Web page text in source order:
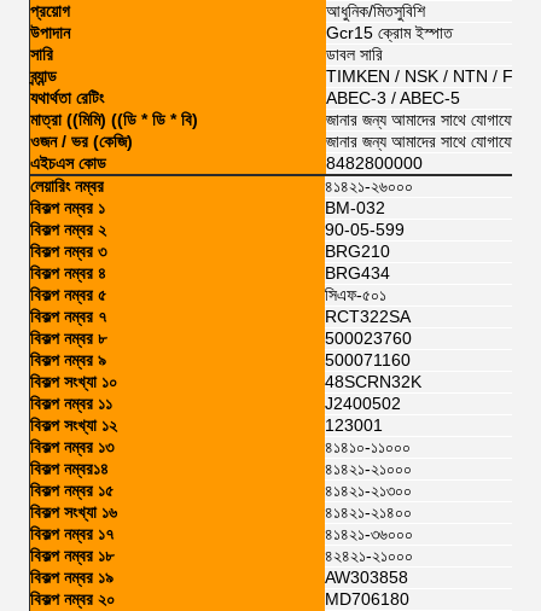
প্রয়োগ
আধুনিক/মিতসুবিশি
উপাদান
Gcr15 ক্রোম ইস্পাত
সারি
ডাবল সারি
ব্র্যান্ড
TIMKEN / NSK / NTN /
যথার্থতা রেটিং
ABEC-3 / ABEC-5
মাত্রা ((মিমি) ((ডি * ডি * বি)
জানার জন্য আমাদের সাথে যোগাযোগ
ওজন / ভর (কেজি)
জানার জন্য আমাদের সাথে যোগাযোগ
এইচএস কোড
8482800000
লেয়ারিং নম্বর
৪১৪২১-২৬০০০
বিকল্প নম্বর ১
BM-032
বিকল্প নম্বর ২
90-05-599
বিকল্প নম্বর ৩
BRG210
বিকল্প নম্বর ৪
BRG434
বিকল্প নম্বর ৫
সিএফ-৫০১
বিকল্প নম্বর ৭
RCT322SA
বিকল্প নম্বর ৮
500023760
বিকল্প নম্বর ৯
500071160
বিকল্প সংখ্যা ১০
48SCRN32K
বিকল্প নম্বর ১১
J2400502
বিকল্প সংখ্যা ১২
123001
বিকল্প নম্বর ১৩
৪১৪১০-১১০০০
বিকল্প নম্বর১৪
৪১৪২১-২১০০০
বিকল্প নম্বর ১৫
৪১৪২১-২১৩০০
বিকল্প সংখ্যা ১৬
৪১৪২১-২১৪০০
বিকল্প নম্বর ১৭
৪১৪২১-৩৬০০০
বিকল্প নম্বর ১৮
৪২৪২১-২১০০০
বিকল্প নম্বর ১৯
AW303858
বিকল্প নম্বর ২০
MD706180